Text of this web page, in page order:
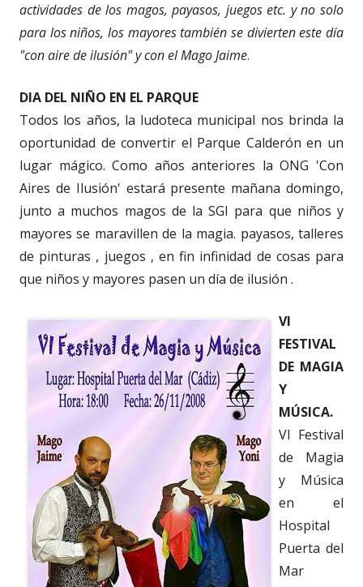
actividades de los magos, payasos, juegos etc. y no solo
para los niños, los mayores también se divierten este día
"con aire de ilusión" y con el Mago Jaime.
DIA DEL NIÑO EN EL PARQUE
Todos los años, la ludoteca municipal nos brinda la
oportunidad de convertir el Parque Calderón en un
lugar mágico. Como años anteriores la ONG 'Con
Aires de Ilusión' estará presente mañana domingo,
junto a muchos magos de la SGI para que niños y
mayores se maravillen de la magia. payasos, talleres
de pinturas , juegos , en fin infinidad de cosas para
que niños y mayores pasen un día de ilusión .
VI
FESTIVAL
DE MAGIA
Y
MÚSICA.
VI Festival
de Magia
y Música
en el
Hospital
Puerta del
Mar